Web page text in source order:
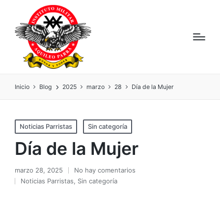
Inicio Blog 2025 marzo 28 Día de la Mujer
Noticias Parristas Sin categoría
Día de la Mujer
marzo 28, 2025
No hay comentarios
Noticias Parristas, Sin categoría